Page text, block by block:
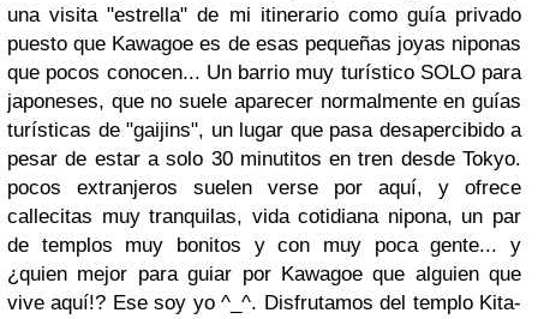
una visita "estrella" de mi itinerario como guía privado
puesto que Kawagoe es de esas pequeñas joyas niponas
que pocos conocen... Un barrio muy turístico SOLO para
japoneses, que no suele aparecer normalmente en guías
turísticas de "gaijins", un lugar que pasa desapercibido a
pesar de estar a solo 30 minutitos en tren desde Tokyo.
pocos extranjeros suelen verse por aquí, y ofrece
callecitas muy tranquilas, vida cotidiana nipona, un par
de templos muy bonitos y con muy poca gente... y
¿quien mejor para guiar por Kawagoe que alguien que
vive aquí!? Ese soy yo ^_^. Disfrutamos del templo Kita-